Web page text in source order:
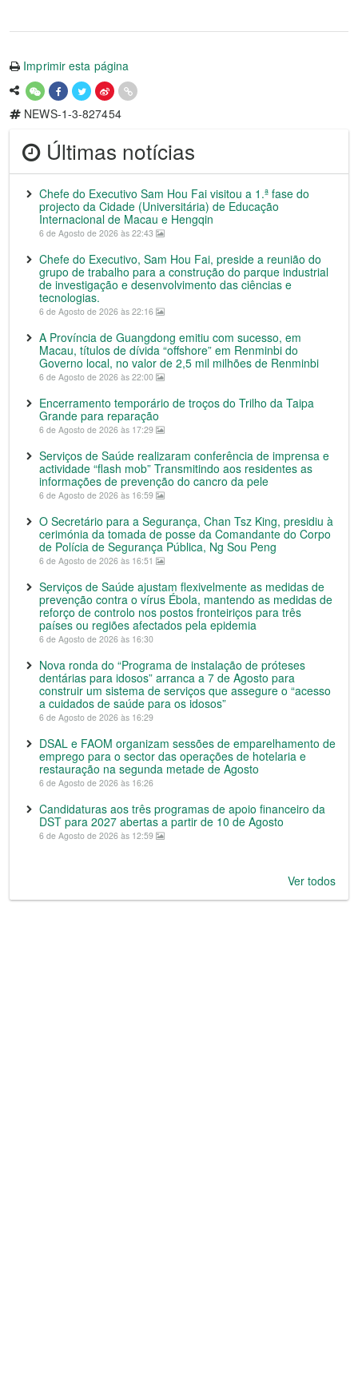
Imprimir esta página
NEWS-1-3-827454
Últimas notícias
Chefe do Executivo Sam Hou Fai visitou a 1.ª fase do
projecto da Cidade (Universitária) de Educação
Internacional de Macau e Hengqin
6 de Agosto de 2026 às 22:43
Chefe do Executivo, Sam Hou Fai, preside a reunião do
grupo de trabalho para a construção do parque industrial
de investigação e desenvolvimento das ciências e
tecnologias.
6 de Agosto de 2026 às 22:16
A Província de Guangdong emitiu com sucesso, em
Macau, títulos de dívida “offshore” em Renminbi do
Governo local, no valor de 2,5 mil milhões de Renminbi
6 de Agosto de 2026 às 22:00
Encerramento temporário de troços do Trilho da Taipa
Grande para reparação
6 de Agosto de 2026 às 17:29
Serviços de Saúde realizaram conferência de imprensa e
actividade “flash mob” Transmitindo aos residentes as
informações de prevenção do cancro da pele
6 de Agosto de 2026 às 16:59
O Secretário para a Segurança, Chan Tsz King, presidiu à
cerimónia da tomada de posse da Comandante do Corpo
de Polícia de Segurança Pública, Ng Sou Peng
6 de Agosto de 2026 às 16:51
Serviços de Saúde ajustam flexivelmente as medidas de
prevenção contra o vírus Ébola, mantendo as medidas de
reforço de controlo nos postos fronteiriços para três
países ou regiões afectados pela epidemia
6 de Agosto de 2026 às 16:30
Nova ronda do “Programa de instalação de próteses
dentárias para idosos” arranca a 7 de Agosto para
construir um sistema de serviços que assegure o “acesso
a cuidados de saúde para os idosos”
6 de Agosto de 2026 às 16:29
DSAL e FAOM organizam sessões de emparelhamento de
emprego para o sector das operações de hotelaria e
restauração na segunda metade de Agosto
6 de Agosto de 2026 às 16:26
Candidaturas aos três programas de apoio financeiro da
DST para 2027 abertas a partir de 10 de Agosto
6 de Agosto de 2026 às 12:59
Ver todos